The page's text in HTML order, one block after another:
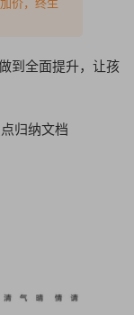
到全面提升，让孩
归纳文档